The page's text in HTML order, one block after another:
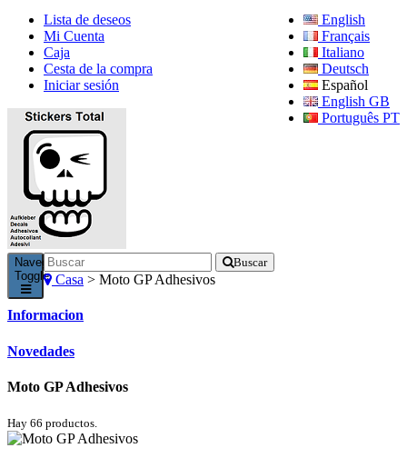
Lista de deseos
Mi Cuenta
Caja
Cesta de la compra
Iniciar sesión
English
Français
Italiano
Deutsch
Español
English GB
Português PT
Navegación
Toggle
Buscar
Casa > Moto GP Adhesivos
Informacion
Novedades
Moto GP Adhesivos
Hay 66 productos.